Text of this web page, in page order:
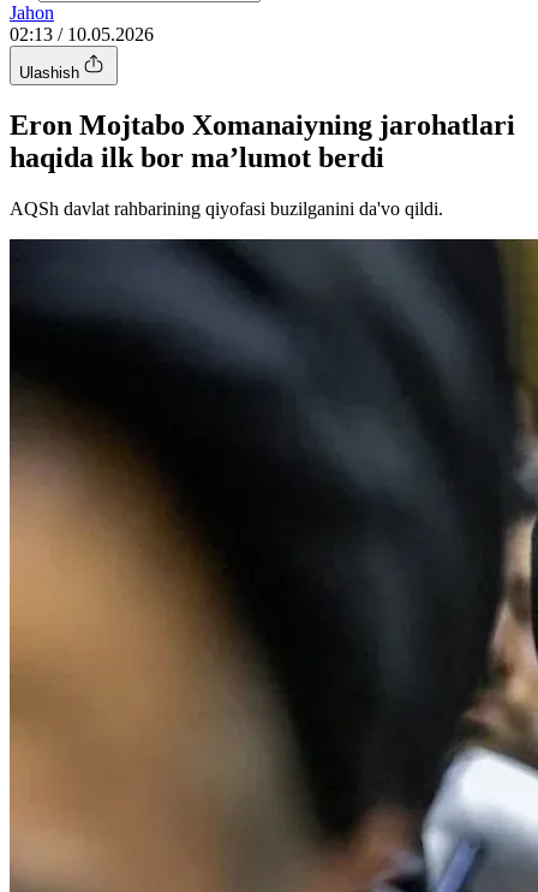
Jahon
02:13 / 10.05.2026
Ulashish
Eron Mojtabo Xomanaiyning jarohatlari
haqida ilk bor ma’lumot berdi
AQSh davlat rahbarining qiyofasi buzilganini da'vo qildi.